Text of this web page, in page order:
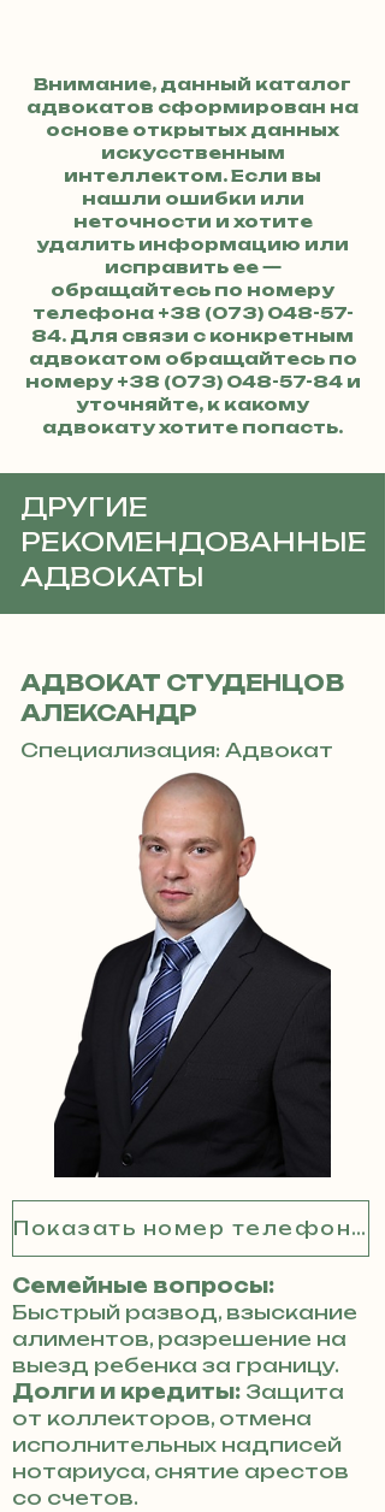
Внимание, данный каталог
адвокатов сформирован на
основе открытых данных
искусственным
интеллектом. Если вы
нашли ошибки или
неточности и хотите
удалить информацию или
исправить ее —
обращайтесь по номеру
телефона +38 (073) 048-57-
84. Для связи с конкретным
адвокатом обращайтесь по
номеру +38 (073) 048-57-84и
уточняйте, к какому
адвокату хотите попасть.
ДРУГИЕ
РЕКОМЕНДОВАННЫЕ
АДВОКАТЫ
АДВОКАТ СТУДЕНЦОВ
АЛЕКСАНДР
Специализация: Адвокат
Показать номер телефона
Семейные вопросы:
Быстрый развод, взыскание
алиментов, разрешение на
выезд ребенка за границу.
Долги и кредиты: Защита
от коллекторов, отмена
исполнительных надписей
нотариуса, снятие арестов
со счетов.